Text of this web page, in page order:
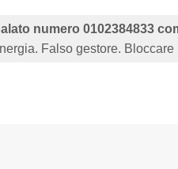
numero 0102384833
Falso gestore.